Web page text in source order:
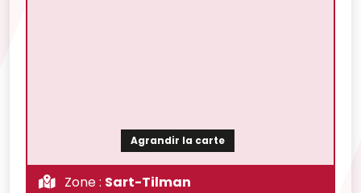
Agrandir la carte
Zone : Sart-Tilman